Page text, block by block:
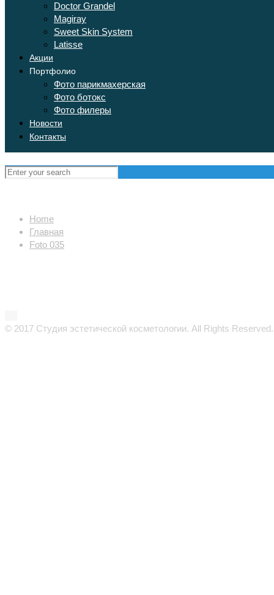
Doctor Grandel
Magiray
Sweet Skin System
Latisse
Акции
Портфолио
Фото парикмахерская
Фото ботокс
Фото филеры
Новости
Контакты
Home
Главная
Foto 035
© 2017 Студия эстетической косметологии. All Rights Reserved.